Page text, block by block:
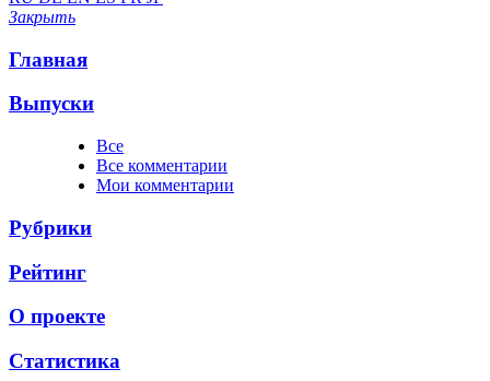
Закрыть
Главная
Выпуски
Все
Все комментарии
Мои комментарии
Рубрики
Рейтинг
О проекте
Статистика